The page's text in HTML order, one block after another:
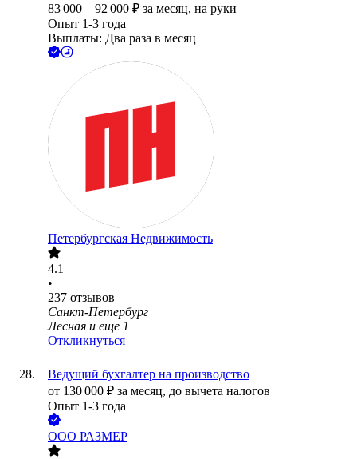
83 000 – 92 000 ₽ за месяц, на руки
Опыт 1-3 года
Выплаты: Два раза в месяц
Петербургская Недвижимость
4.1
•
237 отзывов
Санкт-Петербург
Лесная и еще 1
Откликнуться
Ведущий бухгалтер на производство
от 130 000 ₽ за месяц, до вычета налогов
Опыт 1-3 года
ООО РАЗМЕР